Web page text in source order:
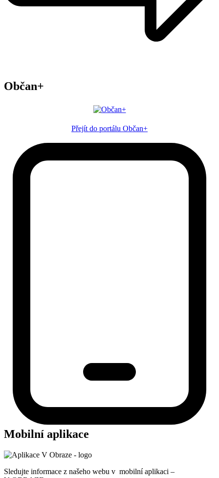
Občan+
Přejít do portálu Občan+
Mobilní aplikace
Sledujte informace z našeho webu v mobilní aplikaci –